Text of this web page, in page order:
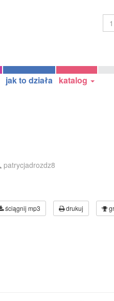
jak to działa katalog
patrycjadrozdz8
ściągnij mp3 drukuj